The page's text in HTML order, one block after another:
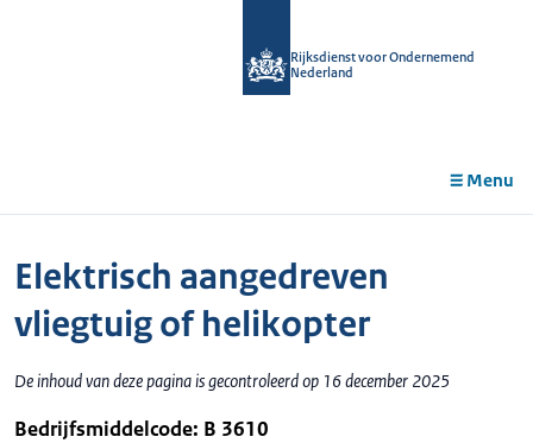
Rijksdienst voor Ondernemend
Nederland
Menu
Elektrisch aangedreven
vliegtuig of helikopter
De inhoud van deze pagina is gecontroleerd op 16 december 2025
Bedrijfsmiddelcode: B 3610